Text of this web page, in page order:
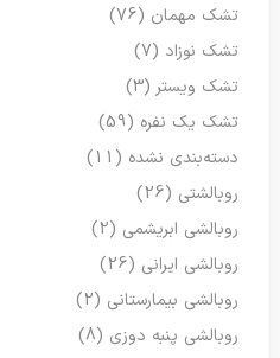
تشک مهمان (76)
تشک نوزاد (7)
تشک ویستر(3)
تشک یک نفره (59)
دسته‌بندی نشده (11)
روبالشتی (26)
روبالشی ابریشمی (2)
روبالشی ایرانی (26)
روبالشی بیمارستانی (2)
روبالشی پنبه دوزی (8)